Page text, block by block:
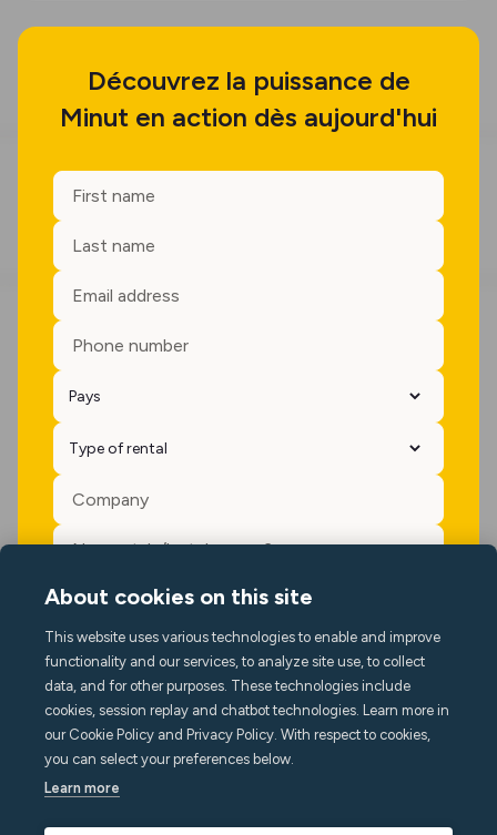
Découvrez la puissance de
Minut en action dès aujourd'hui
Oui, s'il vous plaît, tenez-moi au courant des actualités, des
événements et des offres de Minut.
About cookies on this site
This website uses various technologies to enable and improve
functionality and our services, to analyze site use, to collect
data, and for other purposes. These technologies include
cookies, session replay and chatbot technologies. Learn more in
our Cookie Policy and Privacy Policy. With respect to cookies,
you can select your preferences below.
Learn more